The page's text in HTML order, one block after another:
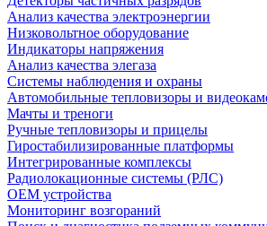
Анализ качества электроэнергии
Низковольтное оборудование
Индикаторы напряжения
Анализ качества элегаза
Системы наблюдения и охраны
Автомобильные тепловизоры и
Мачты и треноги
Ручные тепловизоры и прицелы
Гиростабилизированные платформы
Интегрированные комплексы
Радиолокационные системы (РЛС)
OEM устройства
Мониторинг возгораний